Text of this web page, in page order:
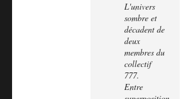
L'univers
sombre et
décadent de
deux
membres du
collectif
777.
Entre